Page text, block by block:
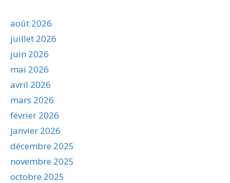
août 2026
juillet 2026
juin 2026
mai 2026
avril 2026
mars 2026
février 2026
janvier 2026
décembre 2025
novembre 2025
octobre 2025